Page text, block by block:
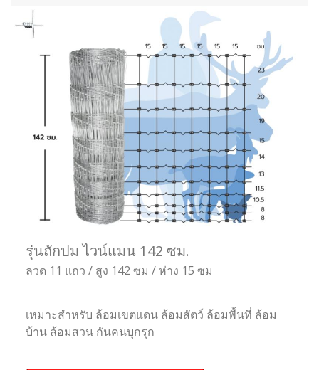
รุ่นถักปม ไวน์แมน 142 ซม.
ลวด 11 แถว / สูง 142 ซม / ห่าง 15 ซม
เหมาะสำหรับ ล้อมเขตแดน ล้อมสัตว์ ล้อมพื้นที่ ล้อม
บ้าน ล้อมสวน กันคนบุกรุก